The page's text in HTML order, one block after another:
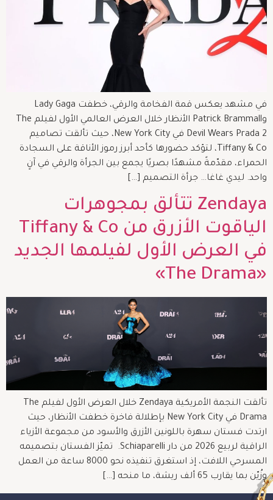
في مشهد يعكس قمة الفخامة والرقي، خطفت Lady Gaga
وPatrick Brammall الأنظار خلال العرض العالمي الأول لفيلم The
Devil Wears Prada 2 في New York City، حيث تألقت تصاميم
Tiffany & Co، لتؤكد حضورها كأحد أبرز رموز الأناقة على السجادة
الحمراء، مقدّمةً مشهدًا بصريًا يجمع بين الجرأة والرقي في آنٍ
واحد. ليدي غاغا… جرأة التصميم […]
Zendaya تتألق بمجوهرات
الياقوت الأزرق من Tiffany & Co
في العرض الأول لفيلمها الجديد
«The Drama»
تألقت النجمة الأمريكية Zendaya خلال العرض الأول لفيلم The
Drama في New York City بإطلالة فاخرة خطفت الأنظار، حيث
ارتدت فستان سهرة باللونين الأزرق والأسود من مجموعة الأزياء
الراقية لربيع 2026 من دار Schiaparelli. تميّز الفستان بتصميمه
المسرحي اللافت، إذ استغرق تنفيذه نحو 8000 ساعة من العمل
وزُيّن بما يقارب 65 ألف ريشة، ما منحه […]